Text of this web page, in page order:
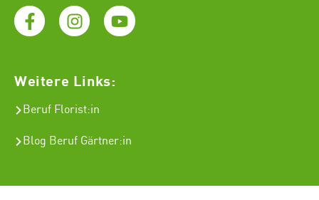
Weitere Links:
Beruf Florist:in
Blog Beruf Gärtner:in